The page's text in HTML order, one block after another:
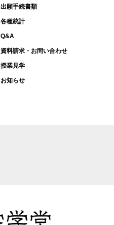
出願手続書類
各種統計
Q&A
資料請求・お問い合わせ
授業見学
お知らせ